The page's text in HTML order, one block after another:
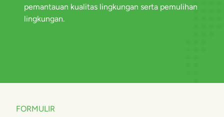
pemantauan kualitas lingkungan serta pemulihan
lingkungan.
FORMULIR